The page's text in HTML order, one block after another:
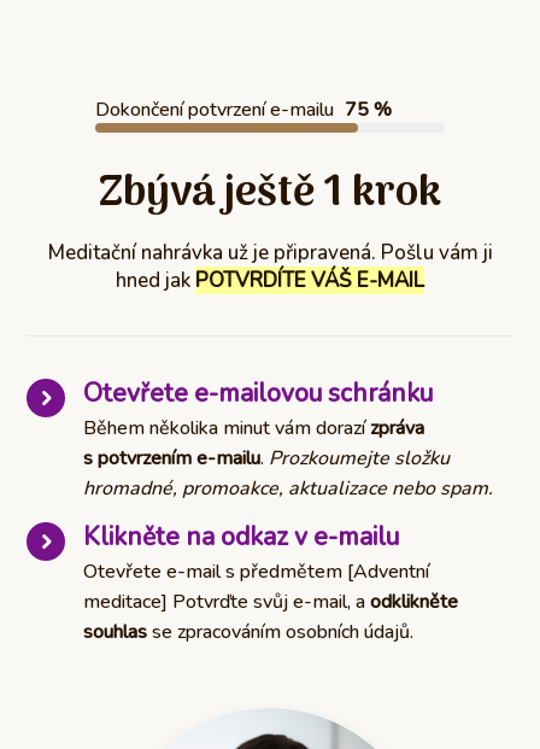
Dokončení potvrzení e-mailu 75 %
Zbývá ještě 1 krok
Meditační nahrávka už je připravená. Pošlu vám ji
hned jak POTVRDÍTE VÁŠ E-MAIL
Otevřete e-mailovou schránku
Během několika minut vám dorazízpráva
s potvrzením e-mailu. Prozkoumejte složku
hromadné, promoakce, aktualizace nebo spam.
Klikněte na odkaz v e-mailu
Otevřete e-mail s předmětem [Adventní
meditace] Potvrďte svůj e-mail, aodklikněte
souhlasse zpracováním osobních údajů.